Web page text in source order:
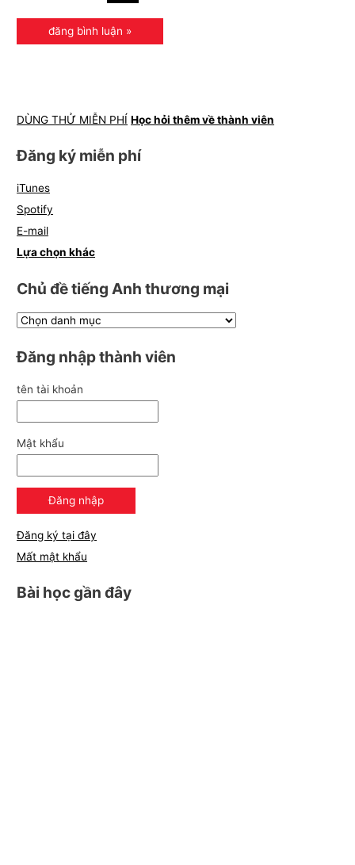
DÙNG THỬ MIỄN PHÍ Học hỏi thêm về thành viên
Đăng ký miễn phí
iTunes
Spotify
E-mail
Lựa chọn khác
Chủ đề tiếng Anh thương mại
Đăng nhập thành viên
tên tài khoản
Mật khẩu
Đăng ký tại đây
Mất mật khẩu
Bài học gần đây